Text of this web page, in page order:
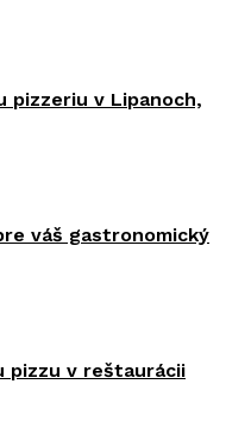
pizzeriu v Lipanoch,
váš gastronomický
pizzu v reštaurácii